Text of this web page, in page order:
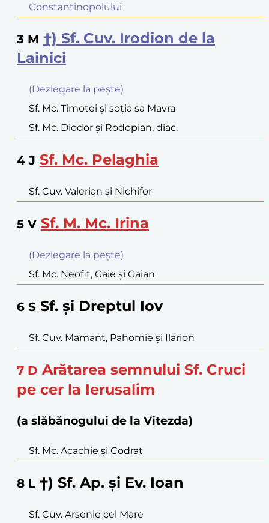
Constantinopolului
3 M †) Sf. Cuv. Irodion de la
Lainici
(Dezlegare la peşte)
Sf. Mc. Timotei şi soţia sa Mavra
Sf. Mc. Diodor şi Rodopian, diac.
4 J Sf. Mc. Pelaghia
Sf. Cuv. Valerian şi Nichifor
5 V Sf. M. Mc. Irina
(Dezlegare la peşte)
Sf. Mc. Neofit, Gaie şi Gaian
6 S Sf. şi Dreptul Iov
Sf. Cuv. Mamant, Pahomie şi Ilarion
7 D Arătarea semnului Sf. Cruci
pe cer la Ierusalim
(a slăbănogului de la Vitezda)
Sf. Mc. Acachie şi Codrat
8 L †) Sf. Ap. şi Ev. Ioan
Sf. Cuv. Arsenie cel Mare